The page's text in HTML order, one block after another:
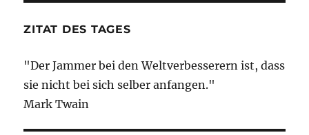
ZITAT DES TAGES
"Der Jammer bei den Weltverbesserern ist, dass
sie nicht bei sich selber anfangen."
Mark Twain